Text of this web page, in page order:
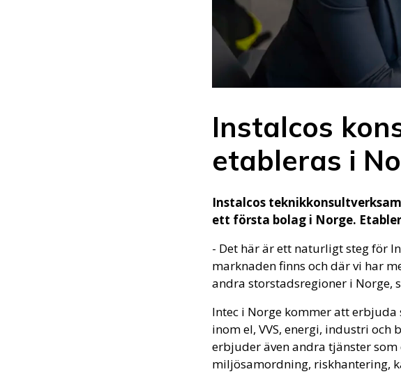
Instalcos
etableras i
Instalcos
ett första bolag i Norge.
- Det här är ett naturligt steg för
marknaden finns och där vi har
andra storstadsregioner i Norge,
Intec i Norge kommer att
inom el, VVS, energi, industri
erbjuder även andra tjänster
miljösamordning, riskhantering,